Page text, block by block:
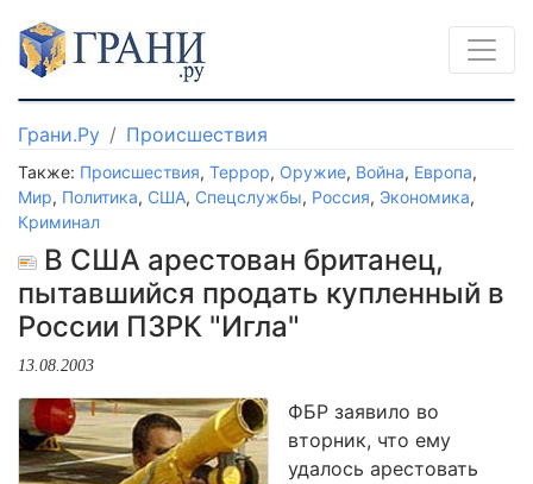
Грани.Ру Происшествия
Также: Происшествия, Террор, Оружие, Война, Европа,
Мир, Политика, США, Спецслужбы, Россия, Экономика,
Криминал
В США арестован британец,
пытавшийся продать купленный в
России ПЗРК "Игла"
13.08.2003
ФБР заявило во
вторник, что ему
удалось арестовать